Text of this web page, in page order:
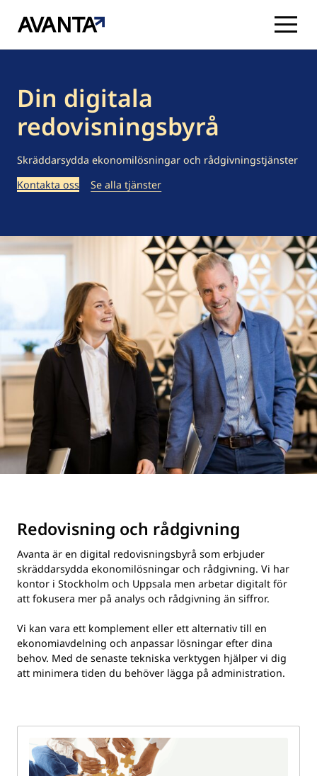
innehållDin digitala
redovisningsbyrå
Skräddarsydda ekonomilösningar och rådgivningstjänster
Kontakta oss
Se alla tjänster
Redovisning och rådgivning
Avanta är en digital redovisningsbyrå som erbjuder
skräddarsydda ekonomilösningar och rådgivning. Vi har
kontor i Stockholm och Uppsala men arbetar digitalt för
att fokusera mer på analys och rådgivning än siffror.
Vi kan vara ett komplement eller ett alternativ till en
ekonomiavdelning och anpassar lösningar efter dina
behov. Med de senaste tekniska verktygen hjälper vi dig
att minimera tiden du behöver lägga på administration.